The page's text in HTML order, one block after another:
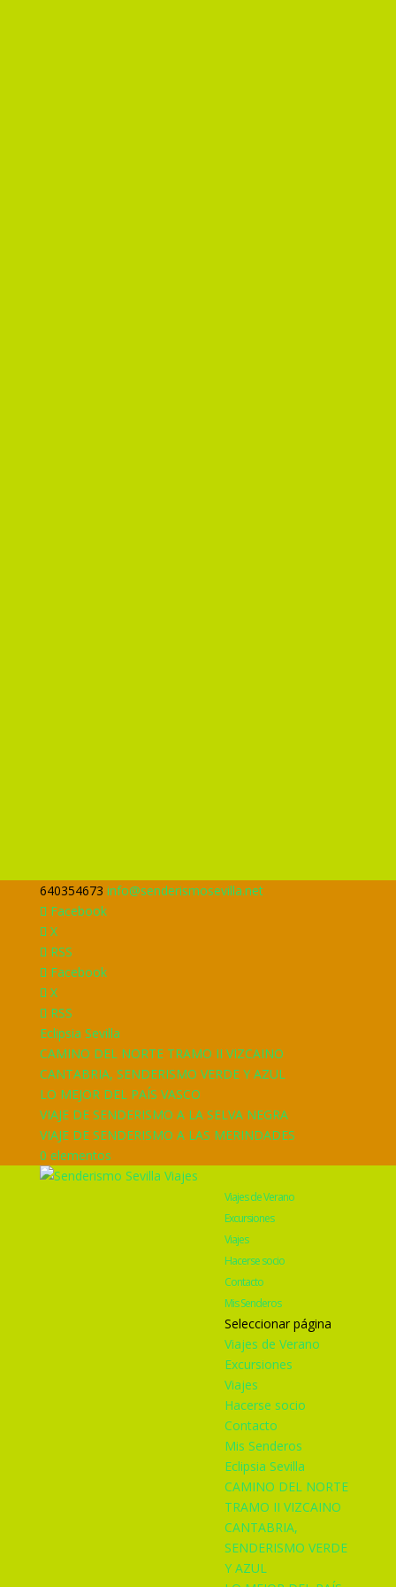
640354673 info@senderismosevilla.net
Facebook
X
RSS
Facebook
X
RSS
Eclipsia Sevilla
CAMINO DEL NORTE TRAMO II VIZCAINO
CANTABRIA, SENDERISMO VERDE Y AZUL
LO MEJOR DEL PAÍS VASCO
VIAJE DE SENDERISMO A LA SELVA NEGRA
VIAJE DE SENDERISMO A LAS MERINDADES
0 elementos
Viajes de Verano
Excursiones
Viajes
Hacerse socio
Contacto
Mis Senderos
Seleccionar página
Viajes de Verano
Excursiones
Viajes
Hacerse socio
Contacto
Mis Senderos
Eclipsia Sevilla
CAMINO DEL NORTE
TRAMO II VIZCAINO
CANTABRIA,
SENDERISMO VERDE
Y AZUL